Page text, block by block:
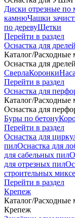
Диски отрезные по
камнюЧашки
по деревуЩетки
Перейти в раздел
Оснастка для
Каталог/Расходные
Оснастка для
СверлаКоронки
Перейти в раздел
Оснастка для
Каталог/Расходные
Оснастка для
Буры по бетону
Перейти в раздел
Оснастка для
пилОснастка для
для сабельных пил
для отрезных пил
строительных
Перейти в раздел
Крепеж
Каталог/Расходные
Крепеж